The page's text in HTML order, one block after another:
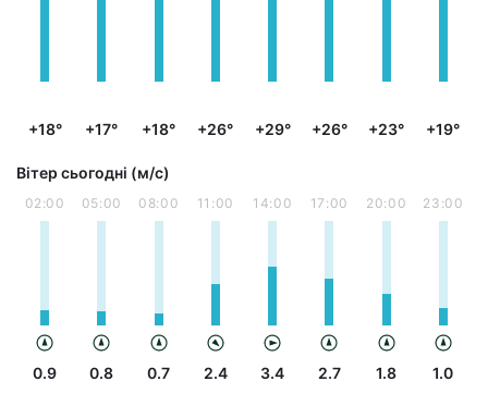
+18° +17° +18° +26° +29° +26° +23° +19°
Вітер сьогодні (м/с)
02:00
0.9
05:00
0.8
08:00
0.7
11:00
2.4
14:00
3.4
17:00
2.7
20:00
1.8
23:00
1.0